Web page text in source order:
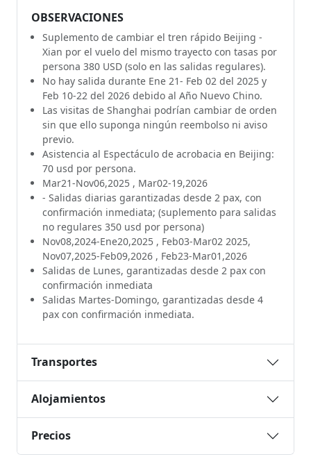
OBSERVACIONES
Suplemento de cambiar el tren rápido Beijing -
Xian por el vuelo del mismo trayecto con tasas por
persona 380 USD (solo en las salidas regulares).
No hay salida durante Ene 21- Feb 02 del 2025 y
Feb 10-22 del 2026 debido al Año Nuevo Chino.
Las visitas de Shanghai podrían cambiar de orden
sin que ello suponga ningún reembolso ni aviso
previo.
Asistencia al Espectáculo de acrobacia en Beijing:
70 usd por persona.
Mar21-Nov06,2025 , Mar02-19,2026
- Salidas diarias garantizadas desde 2 pax, con
confirmación inmediata; (suplemento para salidas
no regulares 350 usd por persona)
Nov08,2024-Ene20,2025 , Feb03-Mar02 2025,
Nov07,2025-Feb09,2026 , Feb23-Mar01,2026
Salidas de Lunes, garantizadas desde 2 pax con
confirmación inmediata
Salidas Martes-Domingo, garantizadas desde 4
pax con confirmación inmediata.
Transportes
Alojamientos
Precios